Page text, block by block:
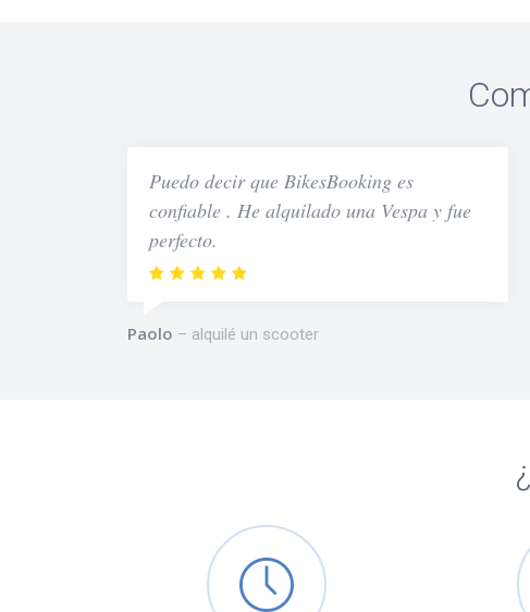
Puedo decir que BikesBooking es
confiable . He alquilado una Vespa y fue
perfecto.
Paolo alquilé un scooter